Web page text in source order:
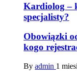
Kardiolog –
specjalisty?
Obowiązki
kogo
By admin 1